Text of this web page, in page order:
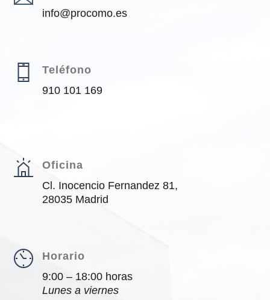
info@procomo.es
Teléfono
910 101 169
Oficina
Cl. Inocencio Fernandez 81,
28035 Madrid
Horario
9:00 – 18:00 horas
Lunes a viernes